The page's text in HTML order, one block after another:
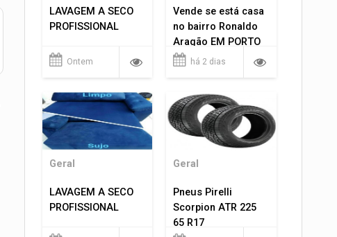
LAVAGEM A SECO
PROFISSIONAL
Ontem
Vende se está casa
no bairro Ronaldo
Aragão EM PORTO
VELHO RO.
há 2 dias
Geral
LAVAGEM A SECO
PROFISSIONAL
Geral
Pneus Pirelli
Scorpion ATR 225
65 R17